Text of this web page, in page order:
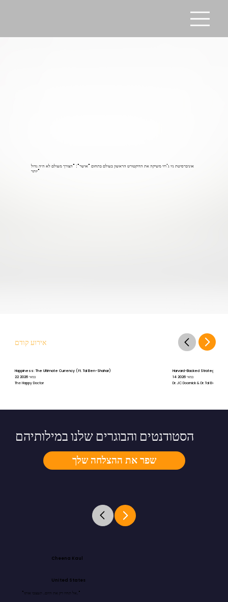
אוניברסיטת ניו ג'רזי משיקה את הדוקטורט הראשון בעולם בתחום "אושר": "הצורך מעולם לא היה גדול
יותר"
אירוע קודם
Happiness: The Ultimate Currency (ft. Tal Ben-Shahar)
22 במאי 2026
The Happy Doctor
Harvard-Backed Strategies for
14 במאי 2026
Dr. JC Doornick & Dr. Tal Ben-
שפר את ההצלחה שלך
הסטודנטים והבוגרים שלנו במילותיהם
Cheena Kaul
United States
"אל תחיו רק את היום. תעצבו אותו."